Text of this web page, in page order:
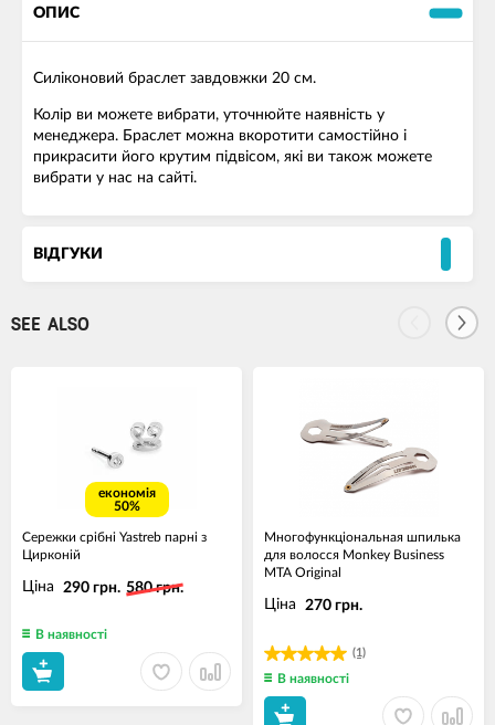
ОПИС
Силіконовий браслет завдовжки 20 см.
Колір ви можете вибрати, уточнюйте наявність у
менеджера. Браслет можна вкоротити самостійно і
прикрасити його крутим підвісом, які ви також можете
вибрати у нас на сайті.
ВІДГУКИ
SEE ALSO
економія
50%
Сережки срібні Yastreb парні з
Цирконій
Ціна 290 грн. 580 грн.
В наявності
Mногофункціональная шпилька
для волосся Monkey Business
MTA Original
(1)
Ціна 270 грн.
В наявності